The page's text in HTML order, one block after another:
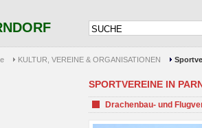
KULTUR, VEREINE & ORGANISATIONEN
SPORTVEREINE IN
Drachenbau- und